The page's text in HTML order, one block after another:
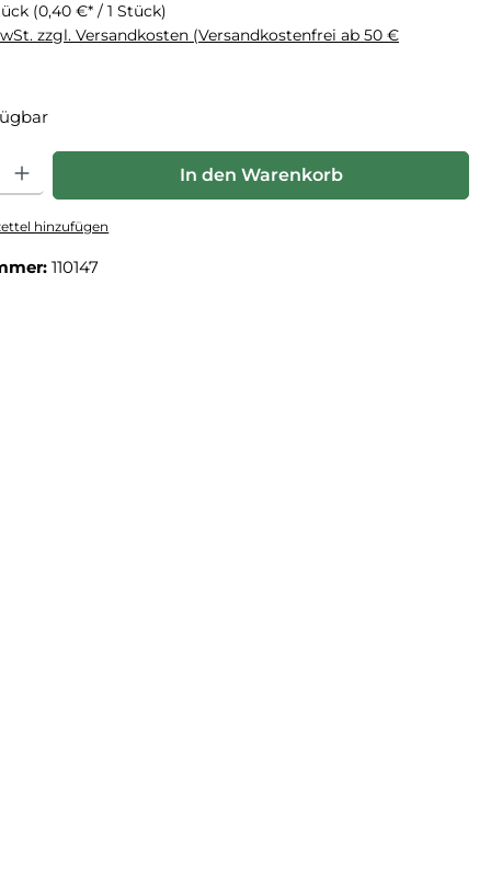
(0,40 €* / 1 Stück)
zzgl. Versandkosten (Versandkostenfrei ab 50 €
Gib den gewünschten Wert ein oder benutze die Schaltflächen um die
In den Warenkorb
hinzufügen
110147